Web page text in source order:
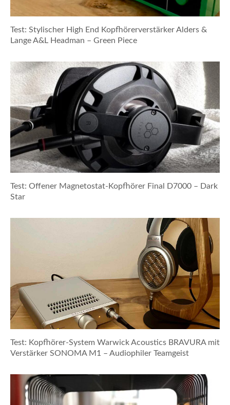
Test: Stylischer High End Kopfhörerverstärker Alders &
Lange A&L Headman – Green Piece
Test: Offener Magnetostat-Kopfhörer Final D7000 – Dark
Star
Test: Kopfhörer-System Warwick Acoustics BRAVURA mit
Verstärker SONOMA M1 – Audiophiler Teamgeist